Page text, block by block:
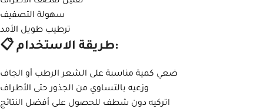
سهولة التصفيف
ترطيب طويل الأمد
📋 طريقة الاستخدام:
ضعي كمية مناسبة على الشعر الرطب أو الجاف
وزعيه بالتساوي من الجذور حتى الأطراف
اتركيه دون شطف للحصول على أفضل النتائج